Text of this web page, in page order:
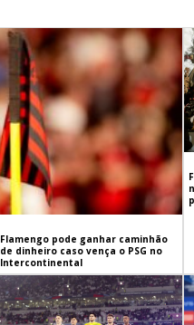
Flamengo pode ganhar caminhão
de dinheiro caso vença o PSG no
Intercontinental